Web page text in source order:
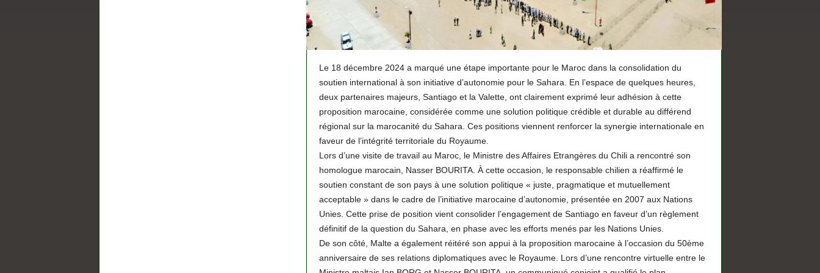
Le 18 décembre 2024 a marqué une étape importante pour le Maroc dans la consolidation du
soutien international à son initiative d’autonomie pour le Sahara. En l’espace de quelques heures,
deux partenaires majeurs, Santiago et la Valette, ont clairement exprimé leur adhésion à cette
proposition marocaine, considérée comme une solution politique crédible et durable au différend
régional sur la marocanité du Sahara. Ces positions viennent renforcer la synergie internationale en
faveur de l’intégrité territoriale du Royaume.
Lors d’une visite de travail au Maroc, le Ministre des Affaires Etrangères du Chili a rencontré son
homologue marocain, Nasser BOURITA. À cette occasion, le responsable chilien a réaffirmé le
soutien constant de son pays à une solution politique « juste, pragmatique et mutuellement
acceptable » dans le cadre de l’initiative marocaine d’autonomie, présentée en 2007 aux Nations
Unies. Cette prise de position vient consolider l’engagement de Santiago en faveur d’un règlement
définitif de la question du Sahara, en phase avec les efforts menés par les Nations Unies.
De son côté, Malte a également réitéré son appui à la proposition marocaine à l’occasion du 50ème
anniversaire de ses relations diplomatiques avec le Royaume. Lors d’une rencontre virtuelle entre le